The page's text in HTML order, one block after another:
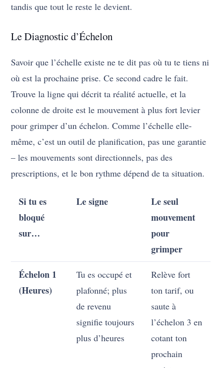
tandis que tout le reste le devient.
Le Diagnostic d’Échelon
Savoir que l’échelle existe ne te dit pas où tu te tiens ni
où est la prochaine prise. Ce second cadre le fait.
Trouve la ligne qui décrit ta réalité actuelle, et la
colonne de droite est le mouvement à plus fort levier
pour grimper d’un échelon. Comme l’échelle elle-
même, c’est un outil de planification, pas une garantie
– les mouvements sont directionnels, pas des
prescriptions, et le bon rythme dépend de ta situation.
Si tu es
bloqué
sur…
Le signe
Le seul
mouvement
pour
grimper
Échelon 1
(Heures)
Tu es occupé et
plafonné; plus
de revenu
signifie toujours
plus d’heures
Relève fort
ton tarif, ou
saute à
l’échelon 3 en
cotant ton
prochain